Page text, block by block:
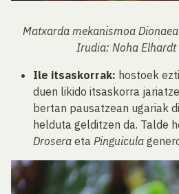
Matxarda mekanismoa
Irudia: Noha
Ile itsaskorrak: hostoek
duen likido itsaskorra
bertan pausatzean ugariak
helduta gelditzen da. Talde
Drosera eta Pinguicula